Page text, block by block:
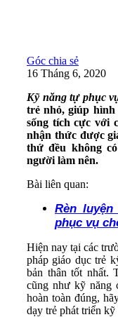
Góc chia sẻ
16 Tháng 6, 2020
Kỹ năng tự phục
trẻ nhỏ, giúp hình
sống tích cực với
nhận thức được
thứ đều không
người làm nên.
Bài liên quan:
Rèn
phục vụ
Hiện nay tại các
pháp giáo dục trẻ
bản thân tốt nhất.
cũng như kỹ năng
hoàn toàn đúng,
dạy trẻ phát triển kỹ